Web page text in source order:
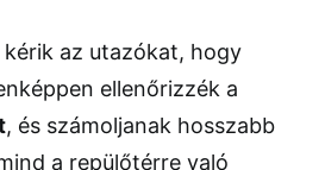
kérik az utazókat, hogy
ellenőrizzék a
, és számoljanak hosszabb
a repülőtérre való